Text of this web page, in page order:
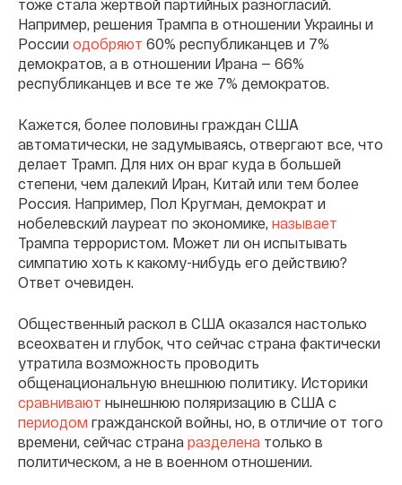
тоже стала жертвой партийных разногласий.
Например, решения Трампа в отношении Украины и
России одобряют 60% республиканцев и 7%
демократов, а в отношении Ирана — 66%
республиканцев и все те же 7% демократов.
Кажется, более половины граждан США
автоматически, не задумываясь, отвергают все, что
делает Трамп. Для них он враг куда в большей
степени, чем далекий Иран, Китай или тем более
Россия. Например, Пол Кругман, демократ и
нобелевский лауреат по экономике, называет
Трампа террористом. Может ли он испытывать
симпатию хоть к какому-нибудь его действию?
Ответ очевиден.
Общественный раскол в США оказался настолько
всеохватен и глубок, что сейчас страна фактически
утратила возможность проводить
общенациональную внешнюю политику. Историки
сравнивают нынешнюю поляризацию в США с
периодом гражданской войны, но, в отличие от того
времени, сейчас страна разделена только в
политическом, а не в военном отношении.